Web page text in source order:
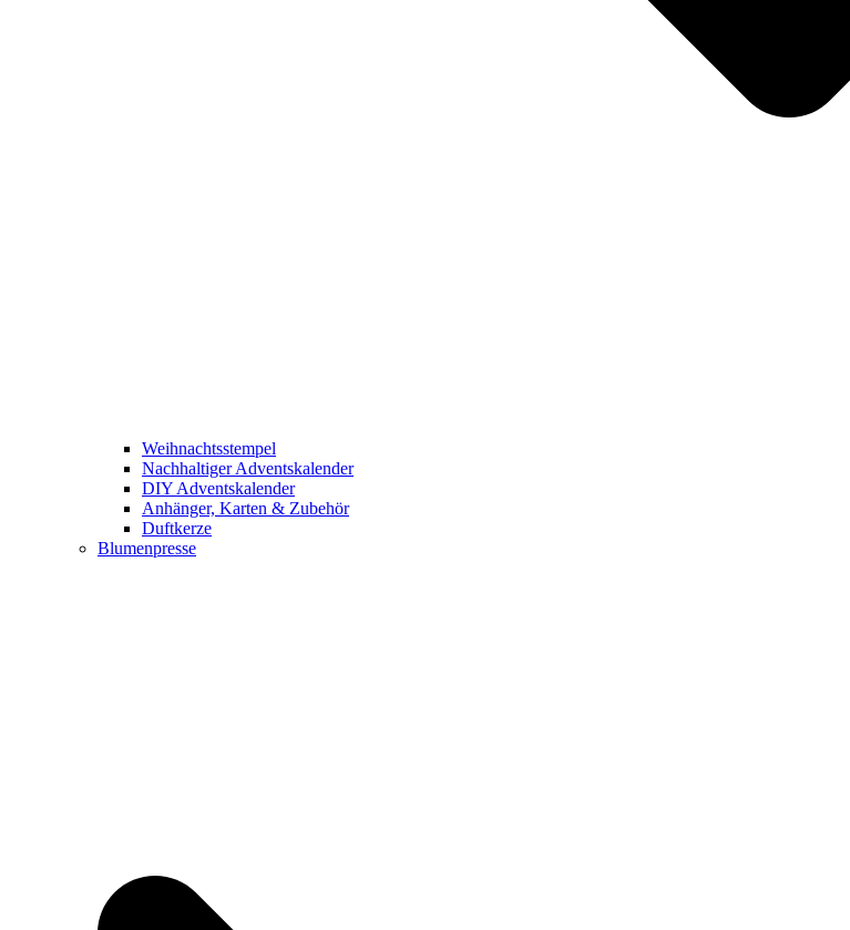
Weihnachtsstempel
Nachhaltiger Adventskalender
DIY Adventskalender
Anhänger, Karten & Zubehör
Duftkerze
Blumenpresse